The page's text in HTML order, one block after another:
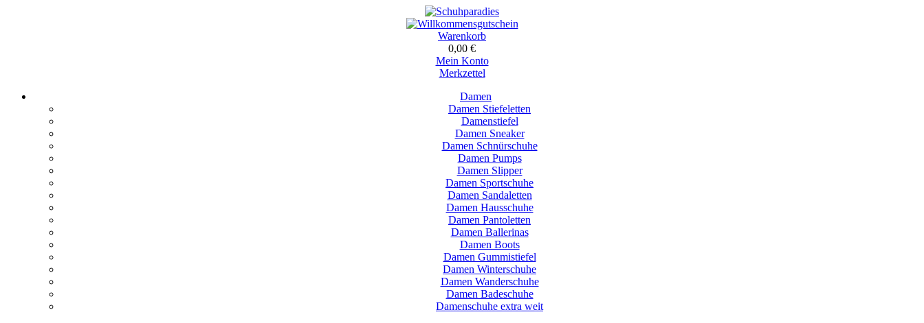
Warenkorb
0,00 €
Mein Konto
Merkzettel
Damen
Damen Stiefeletten
Damenstiefel
Damen Sneaker
Damen Schnürschuhe
Damen Pumps
Damen Slipper
Damen Sportschuhe
Damen Sandaletten
Damen Hausschuhe
Damen Pantoletten
Damen Ballerinas
Damen Boots
Damen Gummistiefel
Damen Winterschuhe
Damen Wanderschuhe
Damen Badeschuhe
Damenschuhe extra weit